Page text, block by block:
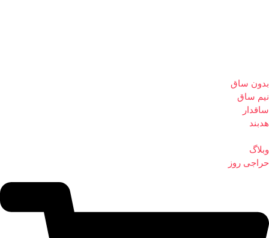
بدون ساق
نیم ساق
ساقدار
هدبند
وبلاگ
حراجی روز